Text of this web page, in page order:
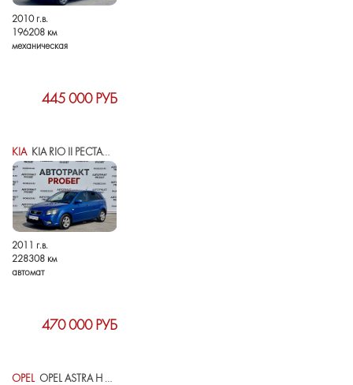
2010 г.в.
196208 км
механическая
445 000 РУБ
KIAKIA RIO II РЕСТАЙЛИНГ
2011 г.в.
228308 км
автомат
470 000 РУБ
OPEL OPEL ASTRA H РЕСТАЙЛИНГ